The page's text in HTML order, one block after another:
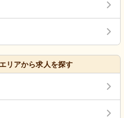
リアから求人を探す